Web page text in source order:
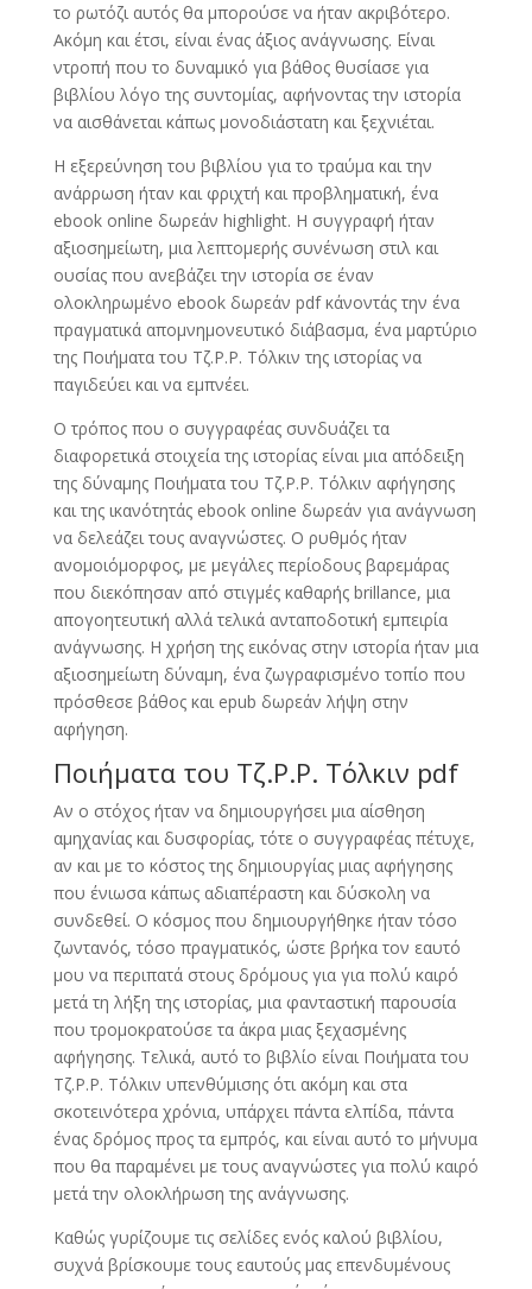
το ρωτόζι αυτός θα μπορούσε να ήταν ακριβότερο.
Ακόμη και έτσι, είναι ένας άξιος ανάγνωσης. Είναι
ντροπή που το δυναμικό για βάθος θυσίασε για
βιβλίου λόγο της συντομίας, αφήνοντας την ιστορία
να αισθάνεται κάπως μονοδιάστατη και ξεχνιέται.
Η εξερεύνηση του βιβλίου για το τραύμα και την
ανάρρωση ήταν και φριχτή και προβληματική, ένα
ebook online δωρεάν highlight. Η συγγραφή ήταν
αξιοσημείωτη, μια λεπτομερής συνένωση στιλ και
ουσίας που ανεβάζει την ιστορία σε έναν
ολοκληρωμένο ebook δωρεάν pdf κάνοντάς την ένα
πραγματικά απομνημονευτικό διάβασμα, ένα μαρτύριο
της Ποιήματα του Τζ.Ρ.Ρ. Τόλκιν της ιστορίας να
παγιδεύει και να εμπνέει.
Ο τρόπος που ο συγγραφέας συνδυάζει τα
διαφορετικά στοιχεία της ιστορίας είναι μια απόδειξη
της δύναμης Ποιήματα του Τζ.Ρ.Ρ. Τόλκιν αφήγησης
και της ικανότητάς ebook online δωρεάν για ανάγνωση
να δελεάζει τους αναγνώστες. Ο ρυθμός ήταν
ανομοιόμορφος, με μεγάλες περίοδους βαρεμάρας
που διεκόπησαν από στιγμές καθαρής brillance, μια
απογοητευτική αλλά τελικά ανταποδοτική εμπειρία
ανάγνωσης. Η χρήση της εικόνας στην ιστορία ήταν μια
αξιοσημείωτη δύναμη, ένα ζωγραφισμένο τοπίο που
πρόσθεσε βάθος και epub δωρεάν λήψη στην
αφήγηση.
Ποιήματα του Τζ.Ρ.Ρ. Τόλκιν pdf
Αν ο στόχος ήταν να δημιουργήσει μια αίσθηση
αμηχανίας και δυσφορίας, τότε ο συγγραφέας πέτυχε,
αν και με το κόστος της δημιουργίας μιας αφήγησης
που ένιωσα κάπως αδιαπέραστη και δύσκολη να
συνδεθεί. Ο κόσμος που δημιουργήθηκε ήταν τόσο
ζωντανός, τόσο πραγματικός, ώστε βρήκα τον εαυτό
μου να περιπατά στους δρόμους για για πολύ καιρό
μετά τη λήξη της ιστορίας, μια φανταστική παρουσία
που τρομοκρατούσε τα άκρα μιας ξεχασμένης
αφήγησης. Τελικά, αυτό το βιβλίο είναι Ποιήματα του
Τζ.Ρ.Ρ. Τόλκιν υπενθύμισης ότι ακόμη και στα
σκοτεινότερα χρόνια, υπάρχει πάντα ελπίδα, πάντα
ένας δρόμος προς τα εμπρός, και είναι αυτό το μήνυμα
που θα παραμένει με τους αναγνώστες για πολύ καιρό
μετά την ολοκλήρωση της ανάγνωσης.
Καθώς γυρίζουμε τις σελίδες ενός καλού βιβλίου,
συχνά βρίσκουμε τους εαυτούς μας επενδυμένους